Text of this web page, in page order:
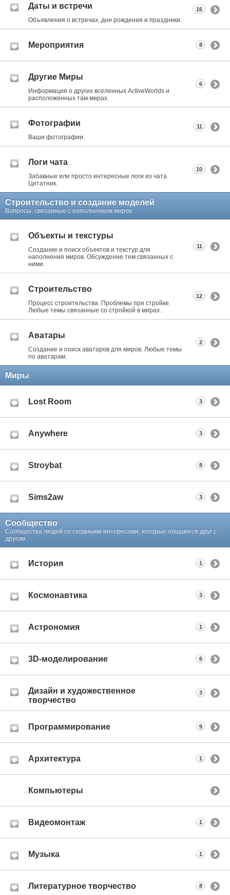
Даты и встречи
Объявления о встречах, дни рождения и праздники.
16
Мероприятия 8
Другие Миры
Информация о других вселенных ActiveWorlds и
расположенных там мирах.
6
Фотографии
Ваши фотографии.
11
Логи чата
Забавные или просто интересные логи из чата.
Цитатник.
10
Строительство и создание моделей
Вопросы, связанные с наполнением миров.
Объекты и текстуры
Создание и поиск объектов и текстур для
наполнения миров. Обсуждение тем связанных с
ними.
11
Строительство
Процесс строительства. Проблемы при стройке.
Любые темы связанные со стройкой в мирах.
12
Аватары
Создание и поиск аватаров для миров. Любые темы
по аватарам.
2
Миры
Lost Room 3
Anywhere 3
Stroybat 8
Sims2aw 3
Сообщество
Сообщества людей со сходными интересами, которые общаются друг с
другом.
История 1
Космонавтика 3
Астрономия 1
3D-моделирование 6
Дизайн и художественное
творчество
3
Программирование 9
Архитектура 1
Компьютеры
Видеомонтаж 1
Музыка 1
Литературное творчество 8